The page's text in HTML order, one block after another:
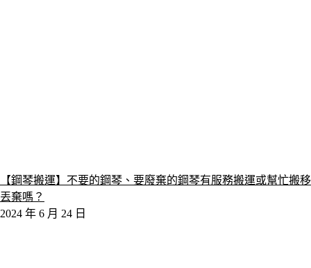
【鋼琴搬運】不要的鋼琴、要廢棄的鋼琴有服務搬運或幫忙搬移
丟棄嗎？
2024 年 6 月 24 日